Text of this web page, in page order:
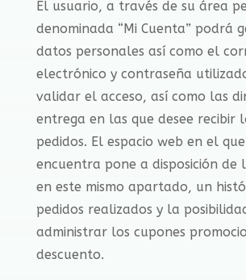
El usuario, a través de su área
denominada “Mi Cuenta” podrá
datos personales así como el
electrónico y contraseña
validar el acceso, así como las
entrega en las que desee recibir
pedidos. El espacio web en el que
encuentra pone a disposición de
en este mismo apartado, un
pedidos realizados y la
administrar los cupones
descuento.